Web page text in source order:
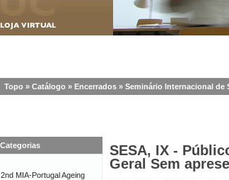
Topo » Catálogo » Encerrados » Seminário Internacional de
SESA, IX -
Geral Sem
Categorias
2nd MIA-Portugal Ageing